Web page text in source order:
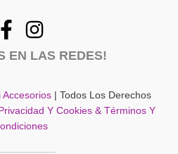
EN LAS REDES!
Accesorios | Todos Los Derechos
Y Cookies & Términos Y